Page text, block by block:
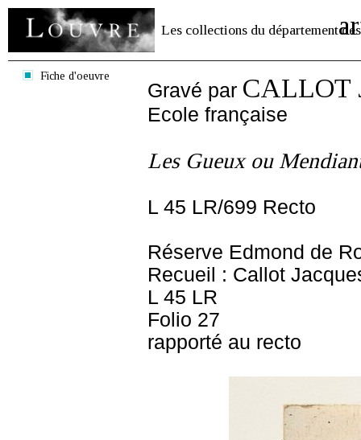
Les collections du département des
Fiche d'oeuvre
Gravé par CALLOT
Ecole française
Les Gueux ou
L 45 LR/699 Recto
Réserve Edmond de
Recueil : Callot
L 45 LR
Folio 27
rapporté au recto